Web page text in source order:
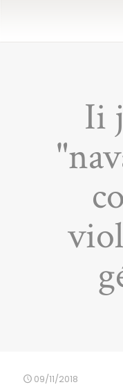
Ii
09/11/2018